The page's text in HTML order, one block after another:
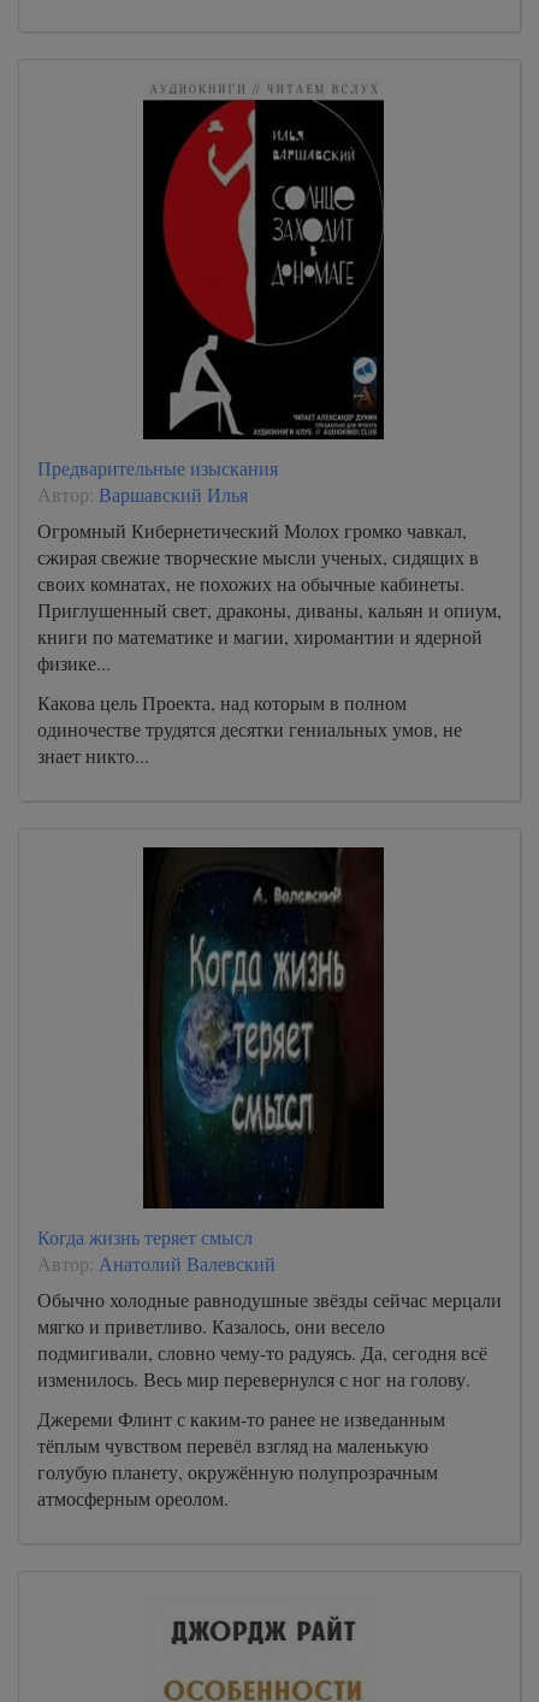
Предварительные изыскания
Автор: Варшавский Илья
Огромный Кибернетический Молох громко чавкал,
сжирая свежие творческие мысли ученых, сидящих в
своих комнатах, не похожих на обычные кабинеты.
Приглушенный свет, драконы, диваны, кальян и опиум,
книги по математике и магии, хиромантии и ядерной
физике...
Какова цель Проекта, над которым в полном
одиночестве трудятся десятки гениальных умов, не
знает никто...
Когда жизнь теряет смысл
Автор: Анатолий Валевский
Обычно холодные равнодушные звёзды сейчас мерцали
мягко и приветливо. Казалось, они весело
подмигивали, словно чему-то радуясь. Да, сегодня всё
изменилось. Весь мир перевернулся с ног на голову.
Джереми Флинт с каким-то ранее не изведанным
тёплым чувством перевёл взгляд на маленькую
голубую планету, окружённую полупрозрачным
атмосферным ореолом.